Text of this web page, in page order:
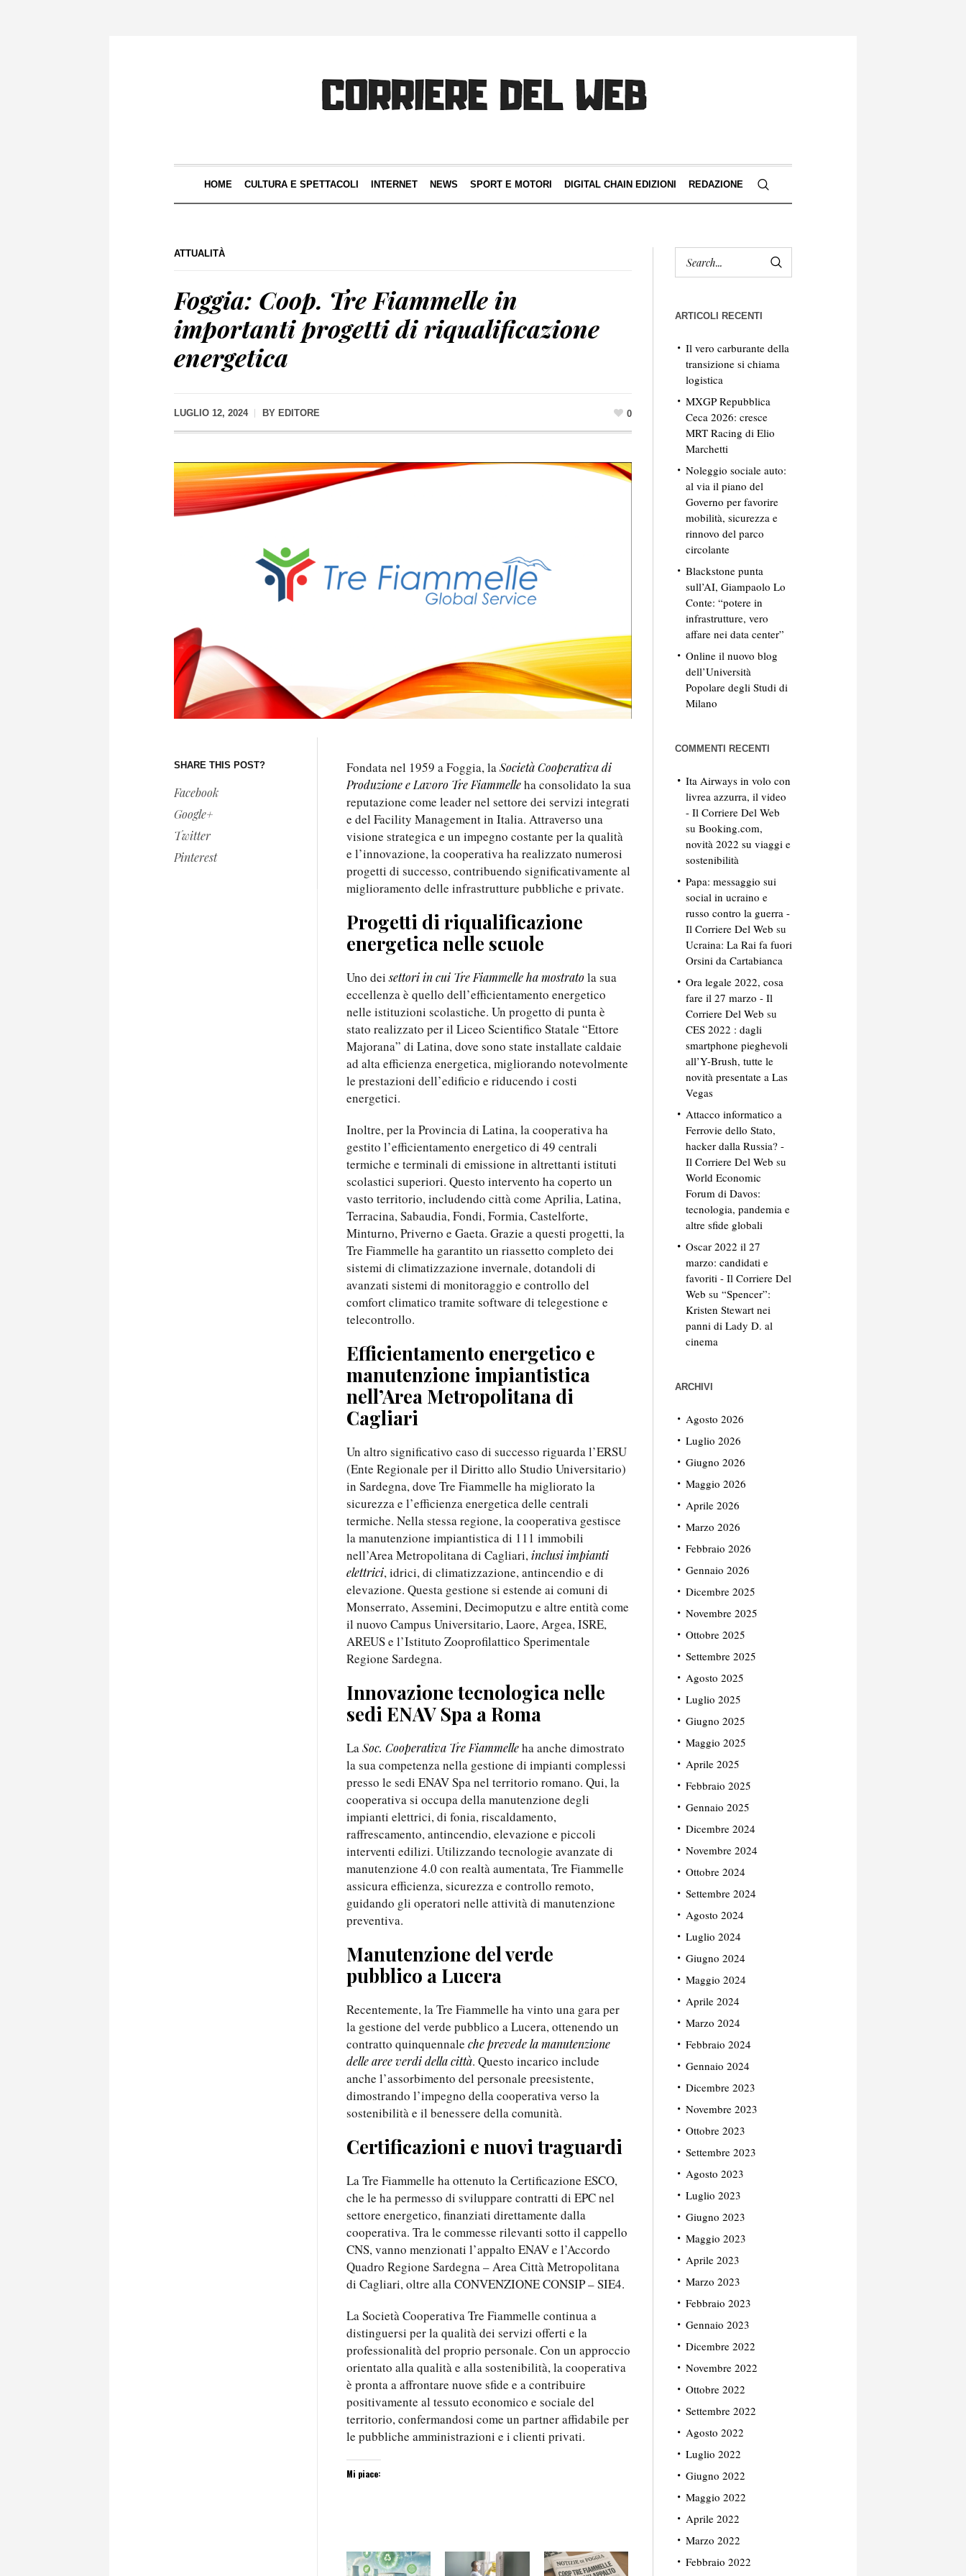
HOME CULTURA E SPETTACOLI INTERNET NEWS SPORT E MOTORI DIGITAL CHAIN EDIZIONI REDAZIONE
ATTUALITÀ
Foggia: Coop. Tre Fiammelle in
importanti progetti di riqualificazione
energetica
LUGLIO 12, 2024 BY EDITORE 0
SHARE THIS POST?
Facebook
Google+
Twitter
Pinterest
Fondata nel 1959 a Foggia, laSocietà Cooperativa di
Produzione e Lavoro Tre Fiammelleha consolidato la sua
reputazione come leader nel settore dei servizi integrati
e del Facility Management in Italia. Attraverso una
visione strategica e un impegno costante per la qualità
e l’innovazione, la cooperativa ha realizzato numerosi
progetti di successo, contribuendo significativamente al
miglioramento delle infrastrutture pubbliche e private.
Progetti di riqualificazione
energetica nelle scuole
Uno deisettori in cui Tre Fiammelle ha mostratola sua
eccellenza è quello dell’efficientamento energetico
nelle istituzioni scolastiche. Un progetto di punta è
stato realizzato per il Liceo Scientifico Statale “Ettore
Majorana” di Latina, dove sono state installate caldaie
ad alta efficienza energetica, migliorando notevolmente
le prestazioni dell’edificio e riducendo i costi
energetici.
Inoltre, per la Provincia di Latina, la cooperativa ha
gestito l’efficientamento energetico di 49 centrali
termiche e terminali di emissione in altrettanti istituti
scolastici superiori. Questo intervento ha coperto un
vasto territorio, includendo città come Aprilia, Latina,
Terracina, Sabaudia, Fondi, Formia, Castelforte,
Minturno, Priverno e Gaeta. Grazie a questi progetti, la
Tre Fiammelle ha garantito un riassetto completo dei
sistemi di climatizzazione invernale, dotandoli di
avanzati sistemi di monitoraggio e controllo del
comfort climatico tramite software di telegestione e
telecontrollo.
Efficientamento energetico e
manutenzione impiantistica
nell’Area Metropolitana di
Cagliari
Un altro significativo caso di successo riguarda l’ERSU
(Ente Regionale per il Diritto allo Studio Universitario)
in Sardegna, dove Tre Fiammelle ha migliorato la
sicurezza e l’efficienza energetica delle centrali
termiche. Nella stessa regione, la cooperativa gestisce
la manutenzione impiantistica di 111 immobili
nell’Area Metropolitana di Cagliari,inclusi impianti
elettrici, idrici, di climatizzazione, antincendio e di
elevazione. Questa gestione si estende ai comuni di
Monserrato, Assemini, Decimoputzu e altre entità come
il nuovo Campus Universitario, Laore, Argea, ISRE,
AREUS e l’Istituto Zooprofilattico Sperimentale
Regione Sardegna.
Innovazione tecnologica nelle
sedi ENAV Spa a Roma
LaSoc. Cooperativa Tre Fiammelleha anche dimostrato
la sua competenza nella gestione di impianti complessi
presso le sedi ENAV Spa nel territorio romano. Qui, la
cooperativa si occupa della manutenzione degli
impianti elettrici, di fonia, riscaldamento,
raffrescamento, antincendio, elevazione e piccoli
interventi edilizi. Utilizzando tecnologie avanzate di
manutenzione 4.0 con realtà aumentata, Tre Fiammelle
assicura efficienza, sicurezza e controllo remoto,
guidando gli operatori nelle attività di manutenzione
preventiva.
Manutenzione del verde
pubblico a Lucera
Recentemente, la Tre Fiammelle ha vinto una gara per
la gestione del verde pubblico a Lucera, ottenendo un
contratto quinquennale che prevede la manutenzione
delle aree verdi della città. Questo incarico include
anche l’assorbimento del personale preesistente,
dimostrando l’impegno della cooperativa verso la
sostenibilità e il benessere della comunità.
Certificazioni e nuovi traguardi
La Tre Fiammelle ha ottenuto la Certificazione ESCO,
che le ha permesso di sviluppare contratti di EPC nel
settore energetico, finanziati direttamente dalla
cooperativa. Tra le commesse rilevanti sotto il cappello
CNS, vanno menzionati l’appalto ENAV e l’Accordo
Quadro Regione Sardegna – Area Città Metropolitana
di Cagliari, oltre alla CONVENZIONE CONSIP – SIE4.
La Società Cooperativa Tre Fiammelle continua a
distinguersi per la qualità dei servizi offerti e la
professionalità del proprio personale. Con un approccio
orientato alla qualità e alla sostenibilità, la cooperativa
è pronta a affrontare nuove sfide e a contribuire
positivamente al tessuto economico e sociale del
territorio, confermandosi come un partner affidabile per
le pubbliche amministrazioni e i clienti privati.
Mi piace:
ARTICOLI RECENTI
Il vero carburante della
transizione si chiama
logistica
MXGP Repubblica
Ceca 2026: cresce
MRT Racing di Elio
Marchetti
Noleggio sociale auto:
al via il piano del
Governo per favorire
mobilità, sicurezza e
rinnovo del parco
circolante
Blackstone punta
sull’AI, Giampaolo Lo
Conte: “potere in
infrastrutture, vero
affare nei data center”
Online il nuovo blog
dell’Università
Popolare degli Studi di
Milano
COMMENTI RECENTI
Ita Airways in volo con
livrea azzurra, il video
- Il Corriere Del Web
su Booking.com,
novità 2022 su viaggi e
sostenibilità
Papa: messaggio sui
social in ucraino e
russo contro la guerra -
Il Corriere Del Web su
Ucraina: La Rai fa fuori
Orsini da Cartabianca
Ora legale 2022, cosa
fare il 27 marzo - Il
Corriere Del Web su
CES 2022 : dagli
smartphone pieghevoli
all’Y-Brush, tutte le
novità presentate a Las
Vegas
Attacco informatico a
Ferrovie dello Stato,
hacker dalla Russia? -
Il Corriere Del Web su
World Economic
Forum di Davos:
tecnologia, pandemia e
altre sfide globali
Oscar 2022 il 27
marzo: candidati e
favoriti - Il Corriere Del
Web su “Spencer”:
Kristen Stewart nei
panni di Lady D. al
cinema
ARCHIVI
Agosto 2026
Luglio 2026
Giugno 2026
Maggio 2026
Aprile 2026
Marzo 2026
Febbraio 2026
Gennaio 2026
Dicembre 2025
Novembre 2025
Ottobre 2025
Settembre 2025
Agosto 2025
Luglio 2025
Giugno 2025
Maggio 2025
Aprile 2025
Febbraio 2025
Gennaio 2025
Dicembre 2024
Novembre 2024
Ottobre 2024
Settembre 2024
Agosto 2024
Luglio 2024
Giugno 2024
Maggio 2024
Aprile 2024
Marzo 2024
Febbraio 2024
Gennaio 2024
Dicembre 2023
Novembre 2023
Ottobre 2023
Settembre 2023
Agosto 2023
Luglio 2023
Giugno 2023
Maggio 2023
Aprile 2023
Marzo 2023
Febbraio 2023
Gennaio 2023
Dicembre 2022
Novembre 2022
Ottobre 2022
Settembre 2022
Agosto 2022
Luglio 2022
Giugno 2022
Maggio 2022
Aprile 2022
Marzo 2022
Febbraio 2022